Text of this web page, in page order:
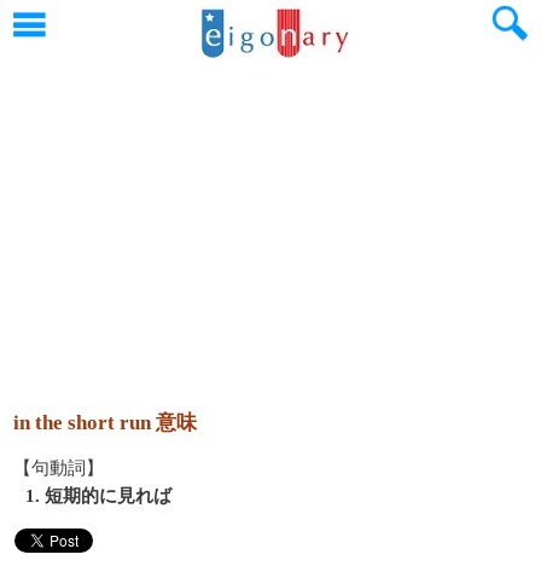
in the short run 意味
【句動詞】
1. 短期的に見れば